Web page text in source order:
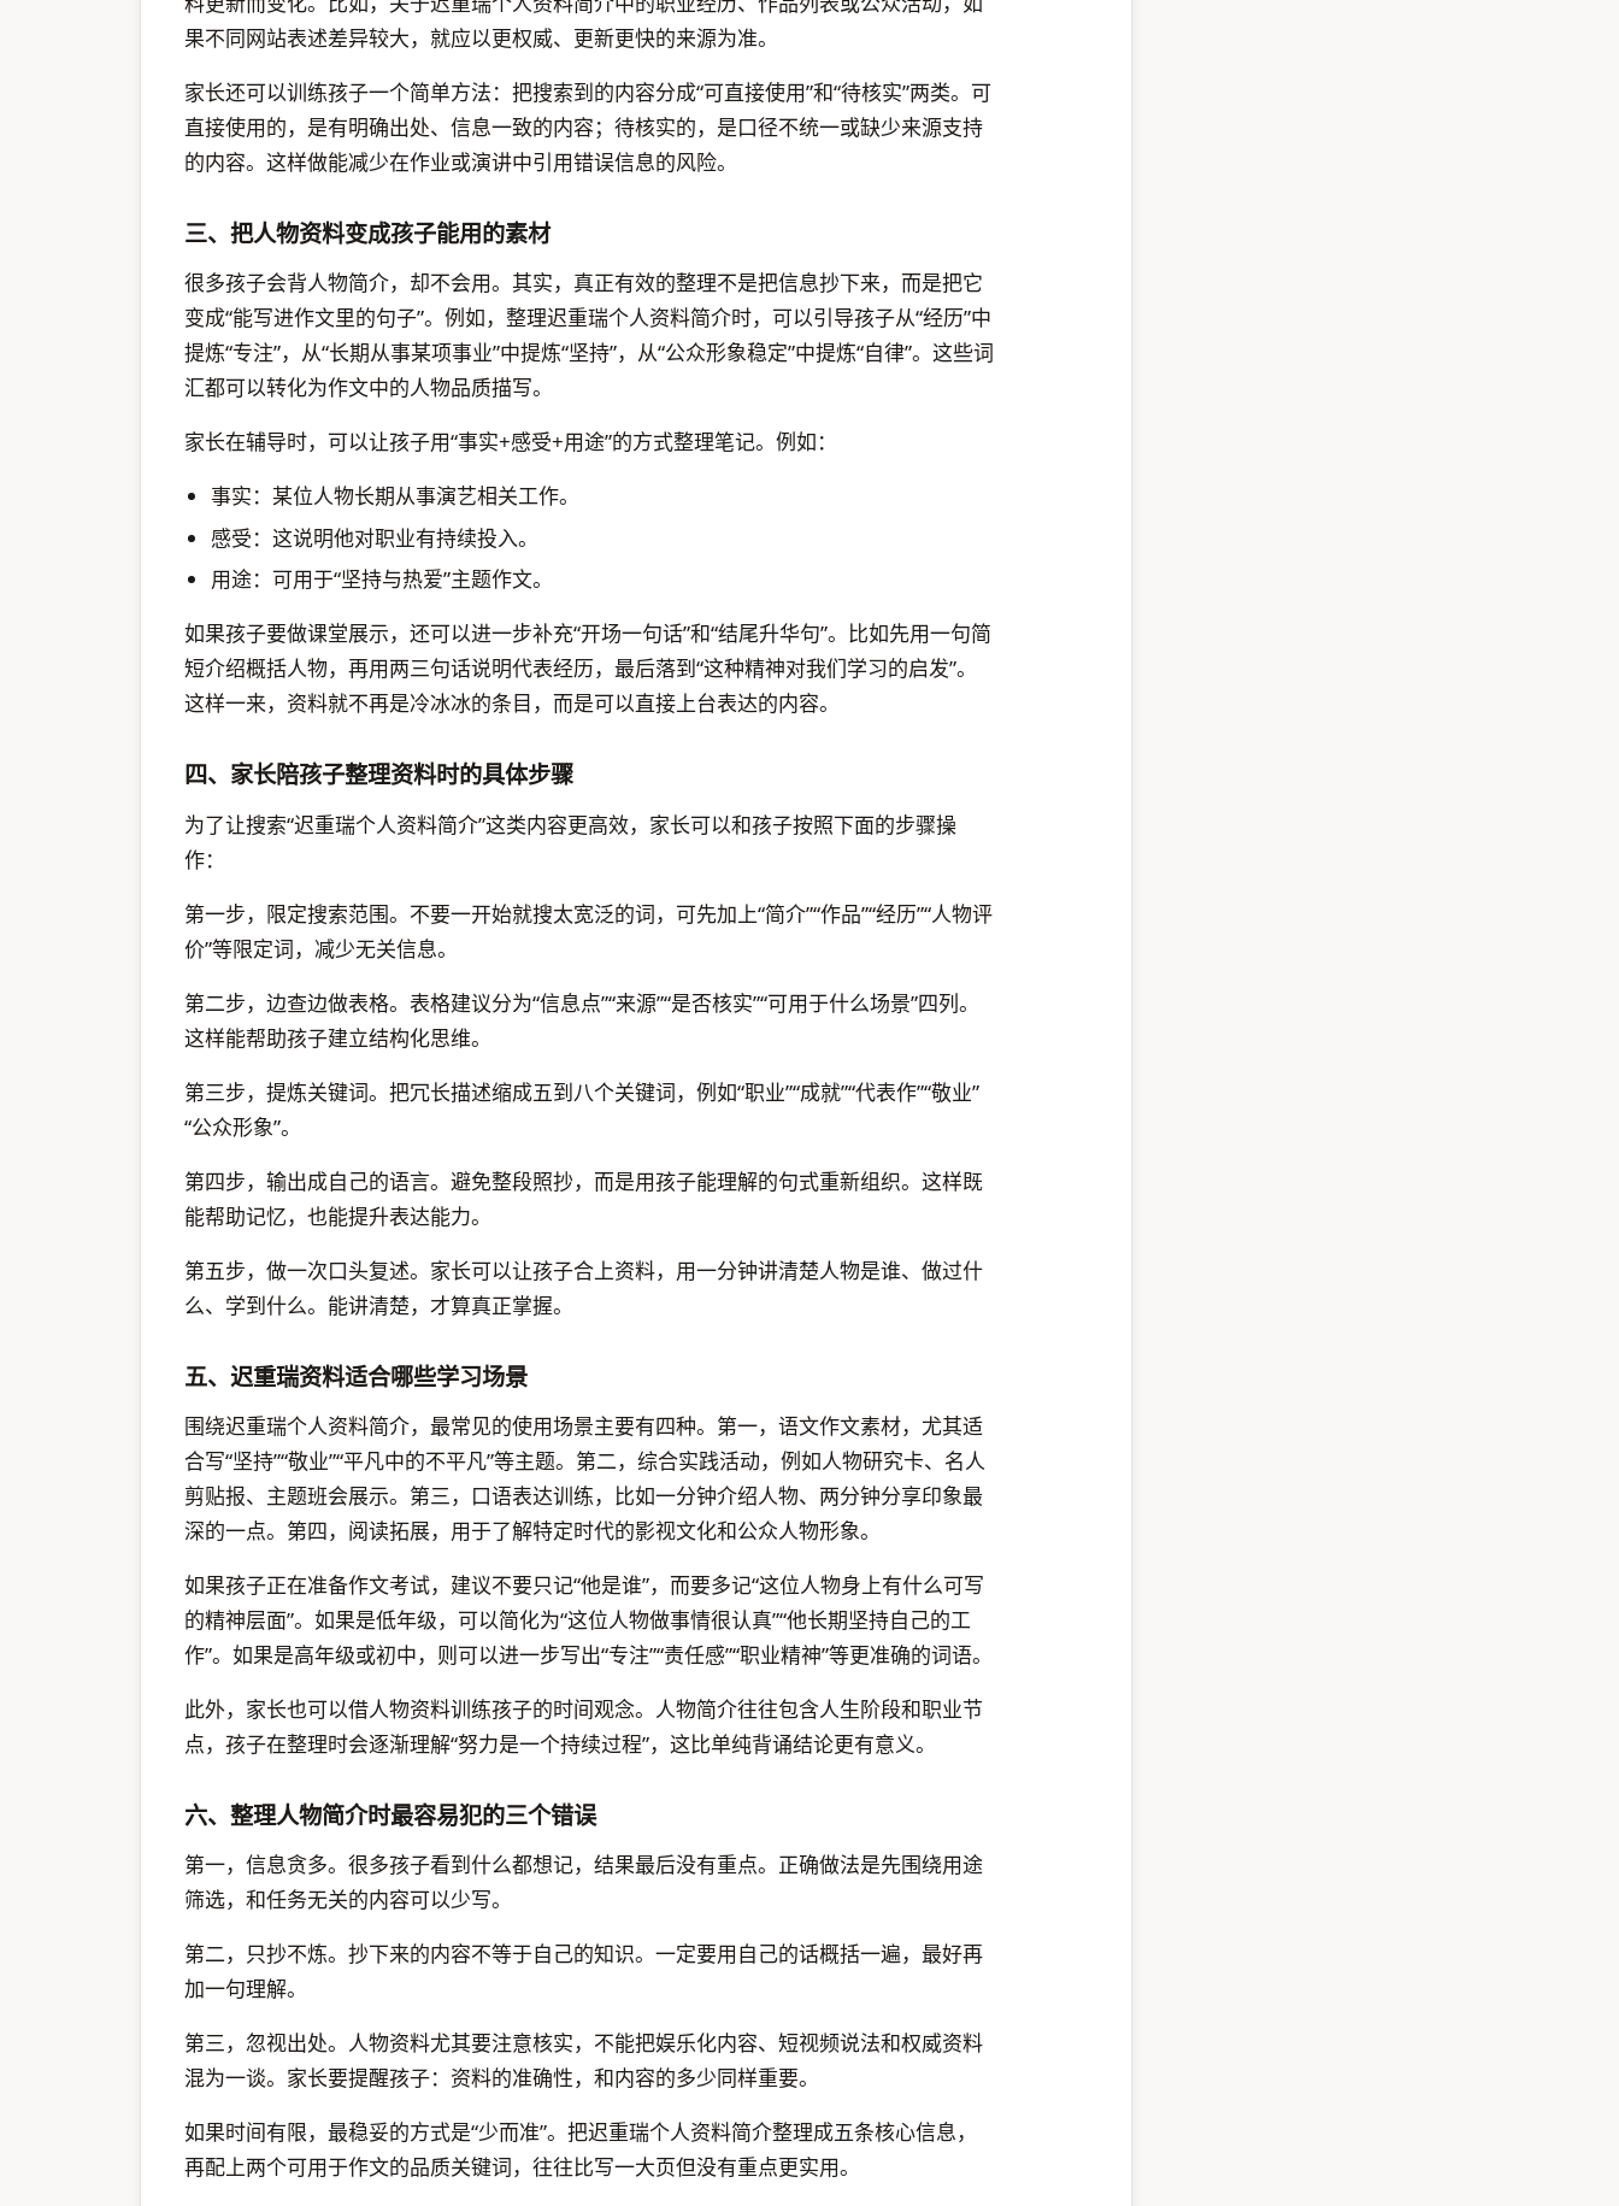
果不同网站表述差异较大，就应以更权威、更新更快的来源为准。
家长还可以训练孩子一个简单方法：把搜索到的内容分成“可直接使用”和“待核实”两类。可
直接使用的，是有明确出处、信息一致的内容；待核实的，是口径不统一或缺少来源支持
的内容。这样做能减少在作业或演讲中引用错误信息的风险。
三、把人物资料变成孩子能用的素材
很多孩子会背人物简介，却不会用。其实，真正有效的整理不是把信息抄下来，而是把它
变成“能写进作文里的句子”。例如，整理迟重瑞个人资料简介时，可以引导孩子从“经历”中
提炼“专注”，从“长期从事某项事业”中提炼“坚持”，从“公众形象稳定”中提炼“自律”。这些词
汇都可以转化为作文中的人物品质描写。
家长在辅导时，可以让孩子用“事实+感受+用途”的方式整理笔记。例如：
事实：某位人物长期从事演艺相关工作。
感受：这说明他对职业有持续投入。
用途：可用于“坚持与热爱”主题作文。
如果孩子要做课堂展示，还可以进一步补充“开场一句话”和“结尾升华句”。比如先用一句简
短介绍概括人物，再用两三句话说明代表经历，最后落到“这种精神对我们学习的启发”。
这样一来，资料就不再是冷冰冰的条目，而是可以直接上台表达的内容。
四、家长陪孩子整理资料时的具体步骤
为了让搜索“迟重瑞个人资料简介”这类内容更高效，家长可以和孩子按照下面的步骤操
作：
第一步，限定搜索范围。不要一开始就搜太宽泛的词，可先加上“简介”“作品”“经历”“人物评
价”等限定词，减少无关信息。
第二步，边查边做表格。表格建议分为“信息点”“来源”“是否核实”“可用于什么场景”四列。
这样能帮助孩子建立结构化思维。
第三步，提炼关键词。把冗长描述缩成五到八个关键词，例如“职业”“成就”“代表作”“敬业”
“公众形象”。
第四步，输出成自己的语言。避免整段照抄，而是用孩子能理解的句式重新组织。这样既
能帮助记忆，也能提升表达能力。
第五步，做一次口头复述。家长可以让孩子合上资料，用一分钟讲清楚人物是谁、做过什
么、学到什么。能讲清楚，才算真正掌握。
五、迟重瑞资料适合哪些学习场景
围绕迟重瑞个人资料简介，最常见的使用场景主要有四种。第一，语文作文素材，尤其适
合写“坚持”“敬业”“平凡中的不平凡”等主题。第二，综合实践活动，例如人物研究卡、名人
剪贴报、主题班会展示。第三，口语表达训练，比如一分钟介绍人物、两分钟分享印象最
深的一点。第四，阅读拓展，用于了解特定时代的影视文化和公众人物形象。
如果孩子正在准备作文考试，建议不要只记“他是谁”，而要多记“这位人物身上有什么可写
的精神层面”。如果是低年级，可以简化为“这位人物做事情很认真”“他长期坚持自己的工
作”。如果是高年级或初中，则可以进一步写出“专注”“责任感”“职业精神”等更准确的词语。
此外，家长也可以借人物资料训练孩子的时间观念。人物简介往往包含人生阶段和职业节
点，孩子在整理时会逐渐理解“努力是一个持续过程”，这比单纯背诵结论更有意义。
六、整理人物简介时最容易犯的三个错误
第一，信息贪多。很多孩子看到什么都想记，结果最后没有重点。正确做法是先围绕用途
筛选，和任务无关的内容可以少写。
第二，只抄不炼。抄下来的内容不等于自己的知识。一定要用自己的话概括一遍，最好再
加一句理解。
第三，忽视出处。人物资料尤其要注意核实，不能把娱乐化内容、短视频说法和权威资料
混为一谈。家长要提醒孩子：资料的准确性，和内容的多少同样重要。
如果时间有限，最稳妥的方式是“少而准”。把迟重瑞个人资料简介整理成五条核心信息，
再配上两个可用于作文的品质关键词，往往比写一大页但没有重点更实用。